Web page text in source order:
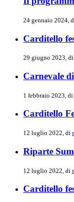
24 gennaio 2024,
Carditello
29 giugno 2023, di
Carnevale
1 febbraio 2023, di
Carditello
12 luglio 2022, di
Riparte
12 luglio 2022, di
Carditello